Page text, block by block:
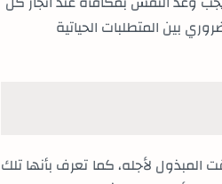
بين المتطلبات الحياتية
لأجله، كما تعرف بأنها تلك